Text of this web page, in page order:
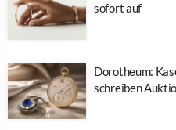
sofort auf
Dorotheum:
schreiben